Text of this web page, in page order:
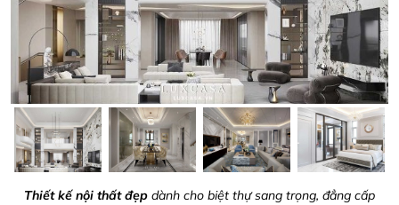
Thiết kế nội thất đẹp dành cho biệt thự sang trọng, đẳng cấp